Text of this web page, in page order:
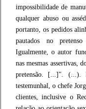
impossibilidade de
qualquer abuso ou
portanto, os pedidos
pautados no
Igualmente, o autor
nas mesmas assertivas,
pretensão. [...]". (...).
testemunhal, o chefe
clientes, inclusive o